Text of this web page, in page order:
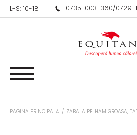
L-S: 10-18 0735-003-360/
PAGINA PRINCIPALĂ / ZABALA PELHAM GROASA,